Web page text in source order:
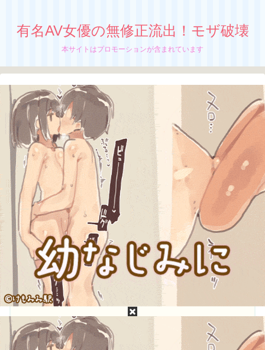
有名AV女優の無修正流出！モザ破壊
本サイトはプロモーションが含まれています
【永井すみれ】無修正流出！モザイク破
壊！予期せぬ開発絶頂無し
ちぬう
着エロ界のロリ巨乳天使、
永井すみれの無修正動画が流出中か！？
さっちん
「永井すみれ」の無修正動画の流出が止まん
ねーぜ！
目次
永井すみれって誰？永井すみれのプロフィール